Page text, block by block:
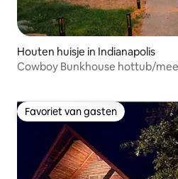
Houten huisje in Indianapolis
Cowboy Bunkhouse hottub/
Favoriet van gasten
Favoriet van gasten